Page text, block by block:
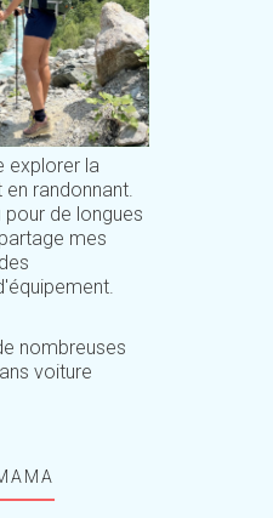
explorer la
randonnant.
pour de longues
mes
nombreuses
voiture